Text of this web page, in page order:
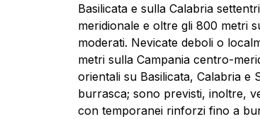
Basilicata e sulla Calabria
meridionale e oltre gli 800 metri
moderati. Nevicate deboli o
metri sulla Campania centro-
orientali su Basilicata, Calabria
burrasca; sono previsti, inoltre,
con temporanei rinforzi fino a